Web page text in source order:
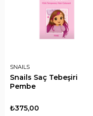
SNAILS
Snails Saç Tebeşiri
Pembe
₺375,00